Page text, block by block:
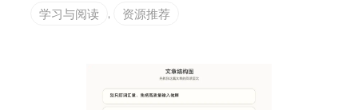
学习与阅读
, 资源推荐